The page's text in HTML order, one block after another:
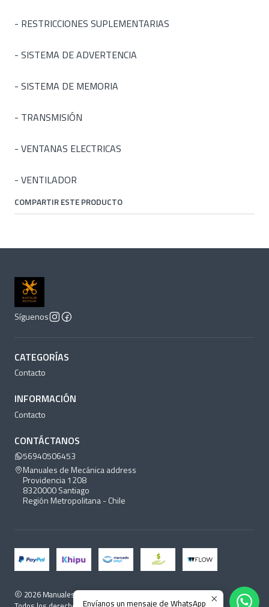
- RESTRICCIONES SUPLEMENTARIAS
- SISTEMA DE ADVERTENCIA
- SISTEMA DE MEMORIA
- TRANSMISIÓN
- VENTANAS ELECTRICAS
- VENTILADOR
COMPARTIR ESTE PRODUCTO
Síguenos
CATEGORÍAS
Contacto
INFORMACIÓN
Contacto
CONTÁCTANOS
56940506453
Manuales de Mecánica address
Providencia 1208
8320000 Santiago
Región Metropolitana - Chile
2026 Manuales de Mecánica.
Envíanos un mensaje de WhatsApp